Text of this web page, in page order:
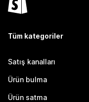
Tüm kategoriler
Satış kanalları
Ürün bulma
Ürün satma